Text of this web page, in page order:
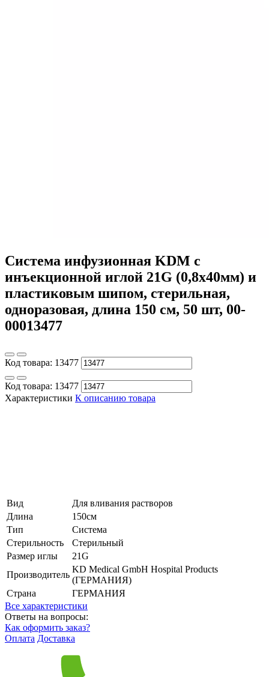
Система инфузионная KDM с
инъекционной иглой 21G (0,8х40мм) и
пластиковым шипом, стерильная,
одноразовая, длина 150 см, 50 шт, 00-
00013477
Код товара: 13477
Код товара: 13477
Характеристики К описанию товара
Вид
Для вливания растворов
Длина
150см
Тип
Система
Стерильность
Стерильный
Размер иглы
21G
Производитель
KD Medical GmbH Hospital Products
(ГЕРМАНИЯ)
Страна
ГЕРМАНИЯ
Все характеристики
Ответы на вопросы:
Как оформить заказ?
Оплата Доставка